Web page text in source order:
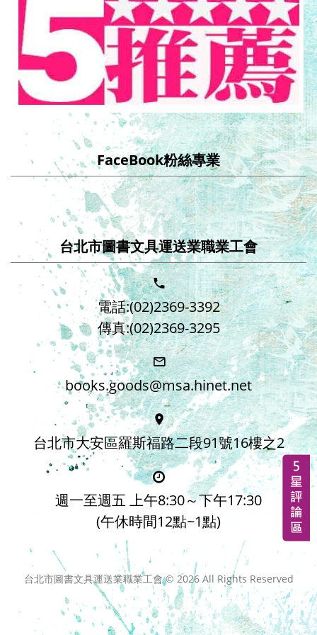
FaceBook粉絲專業
台北市圖書文具運送業職業工會
電話:(02)2369-3392
傳真:(02)2369-3295
books.goods@msa.hinet.net
台北市大安區羅斯福路二段91號16樓之2
週一至週五 上午8:30～下午17:30
(午休時間12點~1點)
台北市圖書文具運送業職業工會 © 2026All Rights Reserved